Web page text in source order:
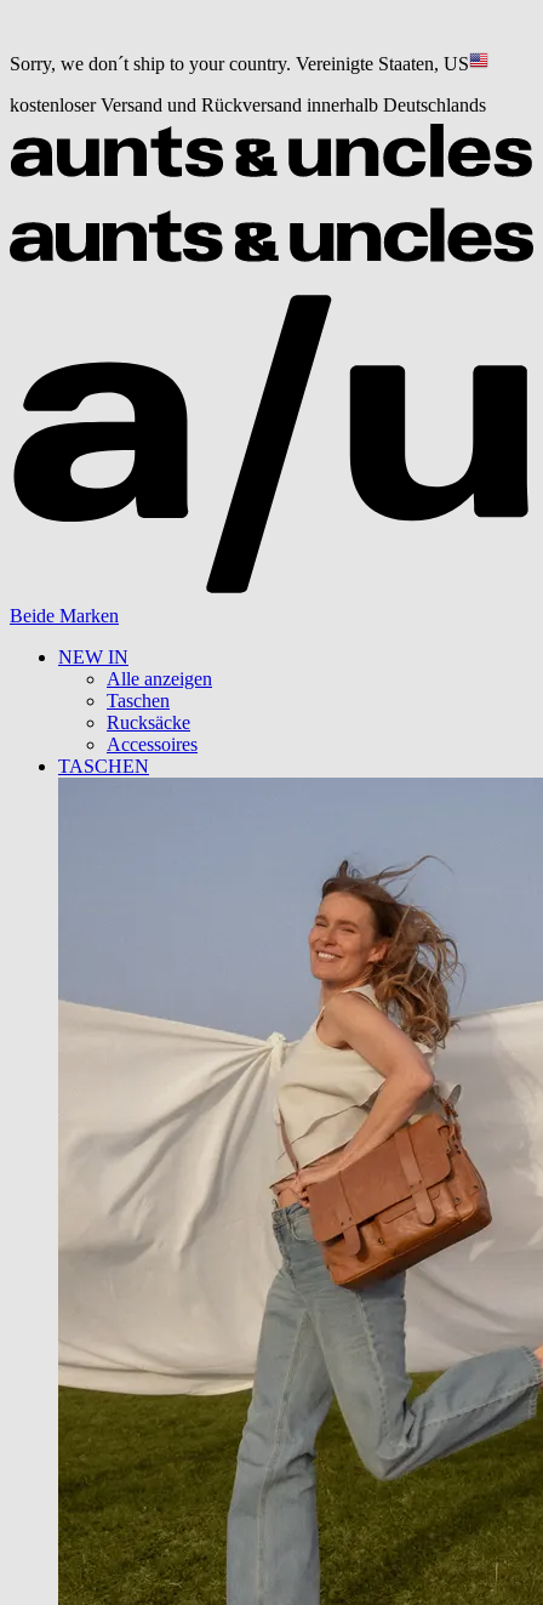
Sorry, we don´t ship to your country. Vereinigte Staaten, US
kostenloser Versand und Rückversand innerhalb Deutschlands
Beide Marken
NEW IN
Alle anzeigen
Taschen
Rucksäcke
Accessoires
TASCHEN